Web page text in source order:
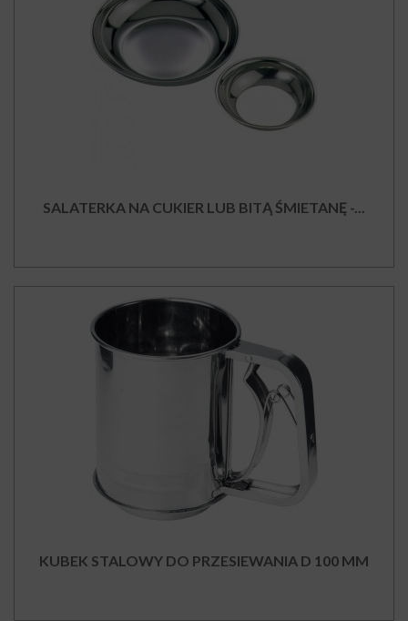
SALATERKA NA CUKIER LUB BITĄ ŚMIETANĘ -...
KUBEK STALOWY DO PRZESIEWANIA D 100 MM